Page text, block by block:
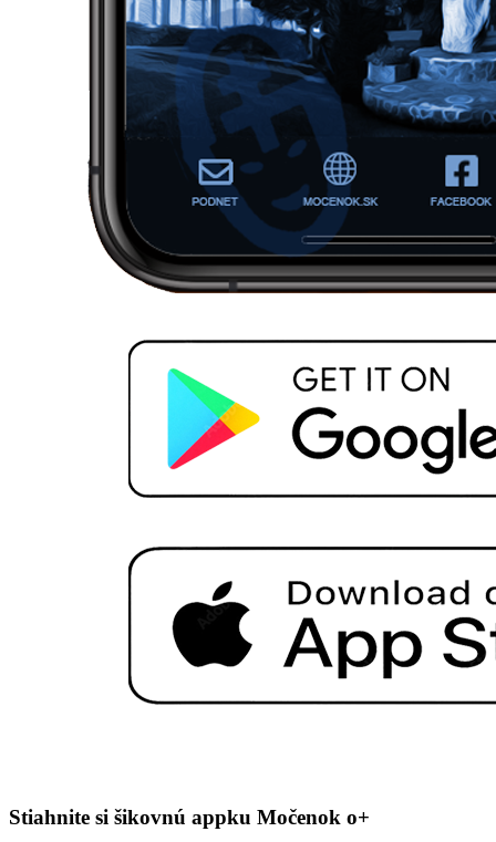
Stiahnite si šikovnú appku Močenok o+